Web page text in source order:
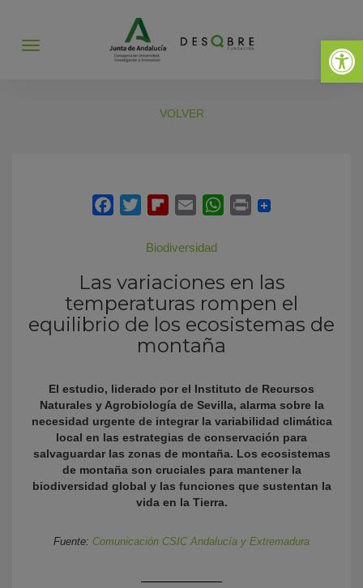
Abrir
Abrir
VOLVER
Biodiversidad
Las variaciones en las
temperaturas rompen el
equilibrio de los ecosistemas de
montaña
El estudio, liderado por el Instituto de Recursos
Naturales y Agrobiología de Sevilla, alarma sobre la
necesidad urgente de integrar la variabilidad climática
local en las estrategias de conservación para
salvaguardar las zonas de montaña. Los ecosistemas
de montaña son cruciales para mantener la
biodiversidad global y las funciones que sustentan la
vida en la Tierra.
Fuente: Comunicación CSIC Andalucía y Extremadura